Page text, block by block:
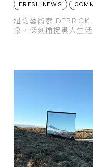
FRESH NEWS
紐約藝術家
像，深刻捕捉黑人生
交織的豐富層次。